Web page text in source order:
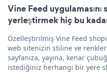
Vine Feed
yerleştirmek hiç bu
Özelleştirilmiş Vine Feed
web sitenizin stiline ve
sayfanıza, yayına, kenar
istediğiniz herhangi bir yere